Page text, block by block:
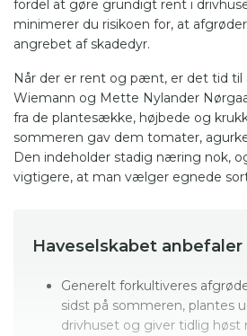
gennem vinteren, er det en
eller vægdrivhus. Det store
mur er det perfekte uderum, og
Premium
på mur er en klassiker
danskproducerede drivhuse.
fordel at gøre grundigt rent i
minimerer du risikoen for, at
angrebet af skadedyr.
Når der er rent og pænt, er det tid til
Wiemann og Mette Nylander
fra de plantesække, højbede og
sommeren gav dem tomater,
Den indeholder stadig næring nok,
vigtigere, at man vælger egnede
Haveselskabet anbefaler
Generelt forkultiveres
sidst på sommeren, plantes
drivhuset og giver tidlig høst